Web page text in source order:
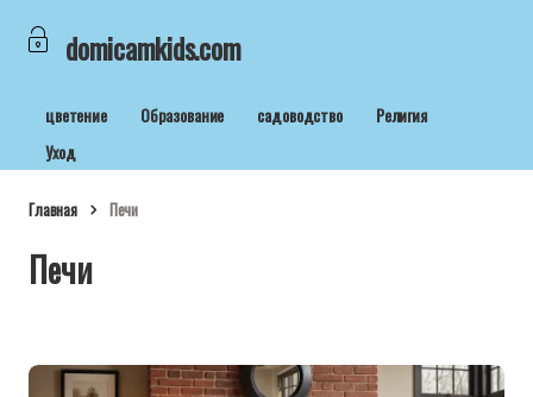
domicamkids.com
цветение Образование садоводство
Религия
Уход
Главная Печи
Печи